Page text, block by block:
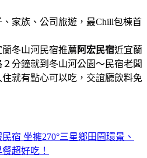
冬山河民宿推薦 阿宏民宿近宜蘭
分鐘就到冬山河公園～民宿老闆
就有點心可以吃，交誼廳飲料免
宿 坐擁270°三星鄉田園環景、
超好吃！